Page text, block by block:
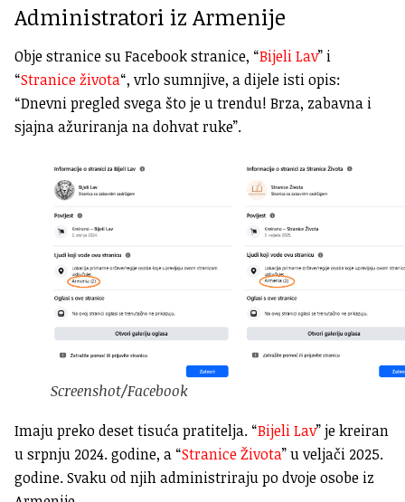
Administratori iz Armenije
Obje stranice su Facebook stranice, “Bijeli Lav” i
“Stranice života“, vrlo sumnjive, a dijele isti opis:
“Dnevni pregled svega što je u trendu! Brza, zabavna i
sjajna ažuriranja na dohvat ruke”.
Screenshot/Facebook
Imaju preko deset tisuća pratitelja. “Bijeli Lav” je kreiran
u srpnju 2024. godine, a “Stranice Života” u veljači 2025.
godine. Svaku od njih administriraju po dvoje osobe iz